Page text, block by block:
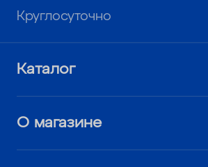
Круглосуточно
Каталог
О магазине